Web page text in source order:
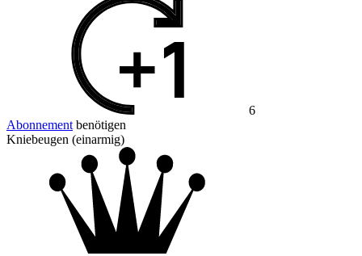
6
Abonnement benötigen
Kniebeugen (einarmig)